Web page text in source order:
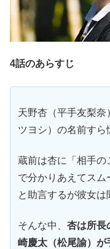
4話のあらすじ
天野杏（平手友梨奈
ツヨシ）の名前すら
蔵前は杏に「相手の
で分かりあえてスム
と助言するが彼女は
そんな中、 杏は所長
崎慶太（松尾諭）が